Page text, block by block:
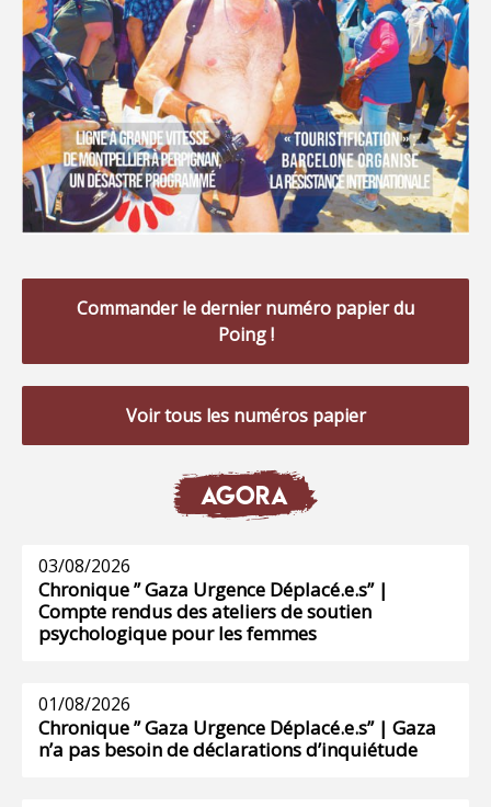
Commander le dernier numéro papier du
Poing !
Voir tous les numéros papier
AGORA
03/08/2026
Chronique ” Gaza Urgence Déplacé.e.s” |
Compte rendus des ateliers de soutien
psychologique pour les femmes
01/08/2026
Chronique ” Gaza Urgence Déplacé.e.s” | Gaza
n’a pas besoin de déclarations d’inquiétude